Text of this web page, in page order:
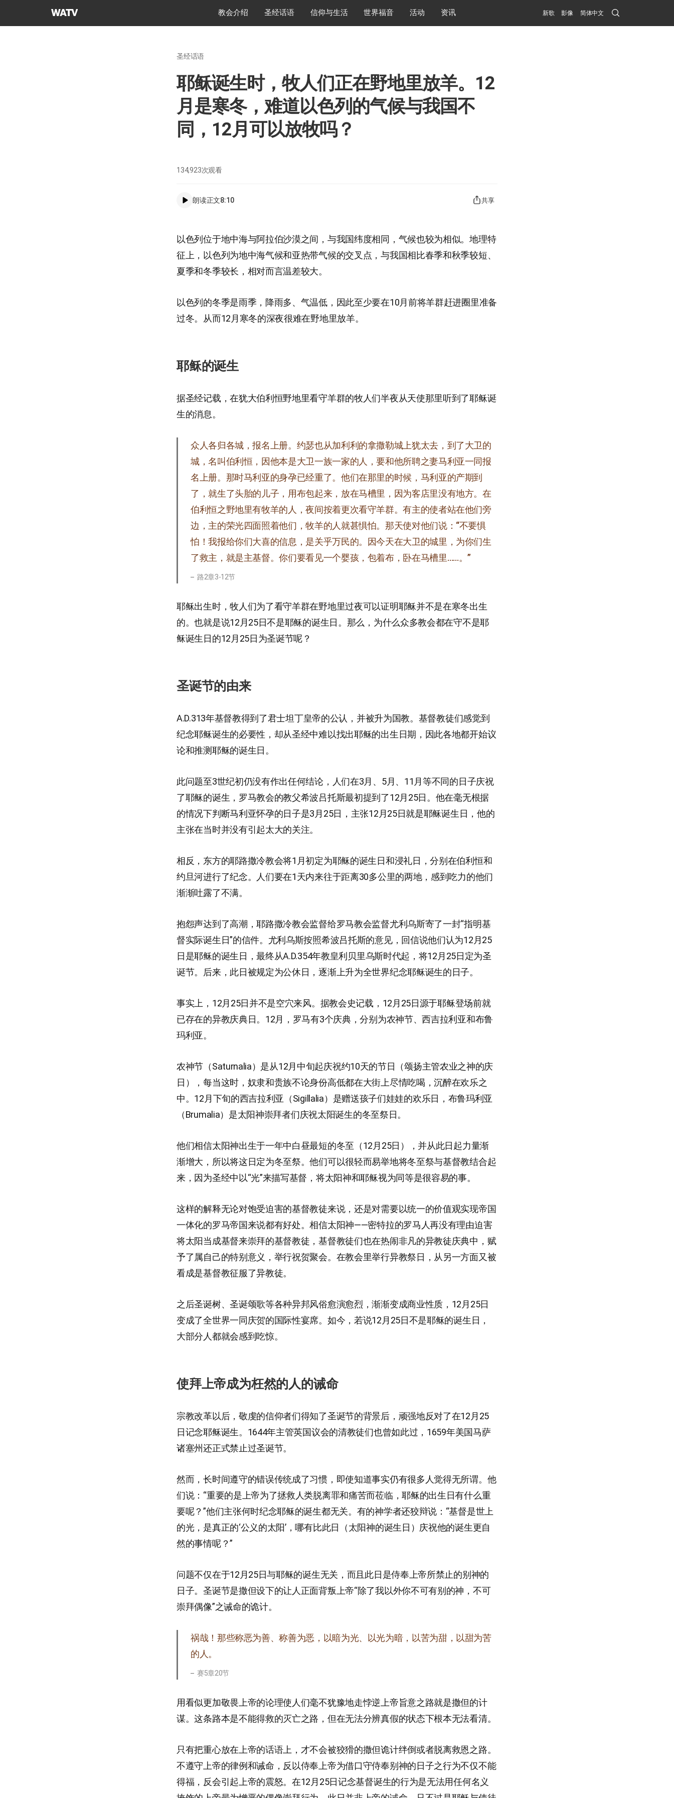
上
教会介绍 圣经话语 信仰与生活 世界福音 活动 资讯 新歌 影像 简体中文 Search
Submit
圣经话语
耶稣诞生时，牧人们正在野地里放羊。12
月是寒冬，难道以色列的气候与我国不
同，12月可以放牧吗？
134,923次观看
朗读正文8:10 共享
以色列位于地中海与阿拉伯沙漠之间，与我国纬度相同，气候也较为相似。地理特
征上，以色列为地中海气候和亚热带气候的交叉点，与我国相比春季和秋季较短、
夏季和冬季较长，相对而言温差较大。
以色列的冬季是雨季，降雨多、气温低，因此至少要在10月前将羊群赶进圈里准备
过冬。从而12月寒冬的深夜很难在野地里放羊。
耶稣的诞生
据圣经记载，在犹大伯利恒野地里看守羊群的牧人们半夜从天使那里听到了耶稣诞
生的消息。
众人各归各城，报名上册。约瑟也从加利利的拿撒勒城上犹太去，到了大卫的
城，名叫伯利恒，因他本是大卫一族一家的人，要和他所聘之妻马利亚一同报
名上册。那时马利亚的身孕已经重了。他们在那里的时候，马利亚的产期到
了，就生了头胎的儿子，用布包起来，放在马槽里，因为客店里没有地方。在
伯利恒之野地里有牧羊的人，夜间按着更次看守羊群。有主的使者站在他们旁
边，主的荣光四面照着他们，牧羊的人就甚惧怕。那天使对他们说：“不要惧
怕！我报给你们大喜的信息，是关乎万民的。因今天在大卫的城里，为你们生
了救主，就是主基督。你们要看见一个婴孩，包着布，卧在马槽里……。”
路2章3-12节
耶稣出生时，牧人们为了看守羊群在野地里过夜可以证明耶稣并不是在寒冬出生
的。也就是说12月25日不是耶稣的诞生日。那么，为什么众多教会都在守不是耶
稣诞生日的12月25日为圣诞节呢？
圣诞节的由来
A.D.313年基督教得到了君士坦丁皇帝的公认，并被升为国教。基督教徒们感觉到
纪念耶稣诞生的必要性，却从圣经中难以找出耶稣的出生日期，因此各地都开始议
论和推测耶稣的诞生日。
此问题至3世纪初仍没有作出任何结论，人们在3月、5月、11月等不同的日子庆祝
了耶稣的诞生，罗马教会的教父希波吕托斯最初提到了12月25日。他在毫无根据
的情况下判断马利亚怀孕的日子是3月25日，主张12月25日就是耶稣诞生日，他的
主张在当时并没有引起太大的关注。
相反，东方的耶路撒冷教会将1月初定为耶稣的诞生日和浸礼日，分别在伯利恒和
约旦河进行了纪念。人们要在1天内来往于距离30多公里的两地，感到吃力的他们
渐渐吐露了不满。
抱怨声达到了高潮，耶路撒冷教会监督给罗马教会监督尤利乌斯寄了一封“指明基
督实际诞生日”的信件。尤利乌斯按照希波吕托斯的意见，回信说他们认为12月25
日是耶稣的诞生日，最终从A.D.354年教皇利贝里乌斯时代起，将12月25日定为圣
诞节。后来，此日被规定为公休日，逐渐上升为全世界纪念耶稣诞生的日子。
事实上，12月25日并不是空穴来风。据教会史记载，12月25日源于耶稣登场前就
已存在的异教庆典日。12月，罗马有3个庆典，分别为农神节、西吉拉利亚和布鲁
玛利亚。
农神节（Saturnalia）是从12月中旬起庆祝约10天的节日（颂扬主管农业之神的庆
日），每当这时，奴隶和贵族不论身份高低都在大街上尽情吃喝，沉醉在欢乐之
中。12月下旬的西吉拉利亚（Sigillalia）是赠送孩子们娃娃的欢乐日，布鲁玛利亚
（Brumalia）是太阳神崇拜者们庆祝太阳诞生的冬至祭日。
他们相信太阳神出生于一年中白昼最短的冬至（12月25日），并从此日起力量渐
渐增大，所以将这日定为冬至祭。他们可以很轻而易举地将冬至祭与基督教结合起
来，因为圣经中以“光”来描写基督，将太阳神和耶稣视为同等是很容易的事。
这样的解释无论对饱受迫害的基督教徒来说，还是对需要以统一的价值观实现帝国
一体化的罗马帝国来说都有好处。相信太阳神——密特拉的罗马人再没有理由迫害
将太阳当成基督来崇拜的基督教徒，基督教徒们也在热闹非凡的异教徒庆典中，赋
予了属自己的特别意义，举行祝贺聚会。在教会里举行异教祭日，从另一方面又被
看成是基督教征服了异教徒。
之后圣诞树、圣诞颂歌等各种异邦风俗愈演愈烈，渐渐变成商业性质，12月25日
变成了全世界一同庆贺的国际性宴席。如今，若说12月25日不是耶稣的诞生日，
大部分人都就会感到吃惊。
使拜上帝成为枉然的人的诫命
宗教改革以后，敬虔的信仰者们得知了圣诞节的背景后，顽强地反对了在12月25
日记念耶稣诞生。1644年主管英国议会的清教徒们也曾如此过，1659年美国马萨
诸塞州还正式禁止过圣诞节。
然而，长时间遵守的错误传统成了习惯，即使知道事实仍有很多人觉得无所谓。他
们说：“重要的是上帝为了拯救人类脱离罪和痛苦而莅临，耶稣的出生日有什么重
要呢？”他们主张何时纪念耶稣的诞生都无关。有的神学者还狡辩说：“基督是世上
的光，是真正的‘公义的太阳’，哪有比此日（太阳神的诞生日）庆祝他的诞生更自
然的事情呢？”
问题不仅在于12月25日与耶稣的诞生无关，而且此日是侍奉上帝所禁止的别神的
日子。圣诞节是撒但设下的让人正面背叛上帝“除了我以外你不可有别的神，不可
崇拜偶像”之诫命的诡计。
祸哉！那些称恶为善、称善为恶，以暗为光、以光为暗，以苦为甜，以甜为苦
的人。
赛5章20节
用看似更加敬畏上帝的论理使人们毫不犹豫地走悖逆上帝旨意之路就是撒但的计
谋。这条路本是不能得救的灭亡之路，但在无法分辨真假的状态下根本无法看清。
只有把重心放在上帝的话语上，才不会被狡猾的撒但诡计绊倒或者脱离救恩之路。
不遵守上帝的律例和诫命，反以侍奉上帝为借口守侍奉别神的日子之行为不仅不能
得福，反会引起上帝的震怒。在12月25日记念基督诞生的行为是无法用任何名义